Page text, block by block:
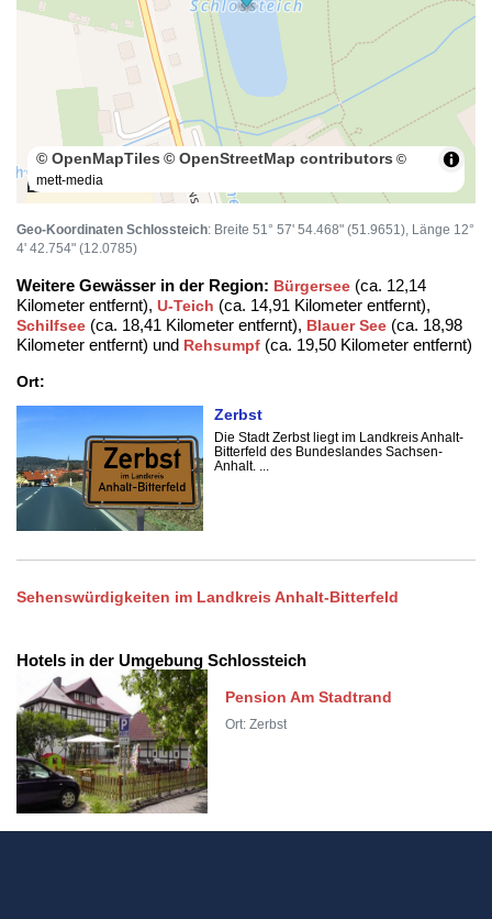
100 m
© OpenMapTiles © OpenStreetMap contributors ©
mett-media
Geo-Koordinaten Schlossteich: Breite 51° 57' 54.468" (51.9651), Länge 12°
4' 42.754" (12.0785)
Weitere Gewässer in der Region: Bürgersee (ca. 12,14
Kilometer entfernt), U-Teich (ca. 14,91 Kilometer entfernt),
Schilfsee (ca. 18,41 Kilometer entfernt), Blauer See (ca. 18,98
Kilometer entfernt) und Rehsumpf (ca. 19,50 Kilometer entfernt)
Ort:
Zerbst
Die Stadt Zerbst liegt im Landkreis Anhalt-
Bitterfeld des Bundeslandes Sachsen-
Anhalt. ...
Sehenswürdigkeiten im Landkreis Anhalt-Bitterfeld
Hotels in der Umgebung Schlossteich
Pension Am Stadtrand
Ort: Zerbst